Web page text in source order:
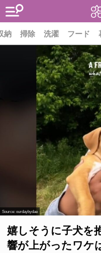
納 掃除 洗濯 フード
Source: ourdaybydae
嬉しそうに子犬を
響が上がったワケ